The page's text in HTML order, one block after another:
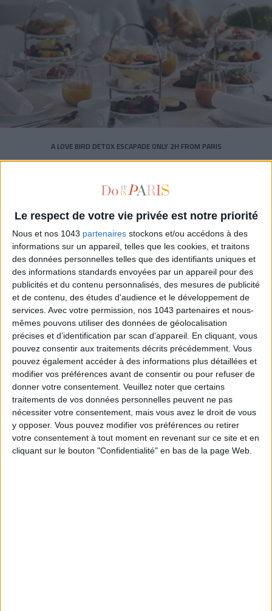
Le respect de votre vie privée est notre priorité
Nous et nos 1043 partenaires stockons et/ou accédons à des
informations sur un appareil, telles que les cookies, et traitons
des données personnelles telles que des identifiants uniques et
des informations standards envoyées par un appareil pour des
publicités et du contenu personnalisés, des mesures de publicité
et de contenu, des études d'audience et le développement de
services. Avec votre permission, nos 1043 partenaires et nous-
mêmes pouvons utiliser des données de géolocalisation
précises et d’identification par scan d'appareil. En cliquant, vous
pouvez consentir aux traitements décrits précédemment. Vous
pouvez également accéder à des informations plus détaillées et
modifier vos préférences avant de consentir ou pour refuser de
donner votre consentement. Veuillez noter que certains
traitements de vos données personnelles peuvent ne pas
nécessiter votre consentement, mais vous avez le droit de vous
y opposer. Vous pouvez modifier vos préférences ou retirer
votre consentement à tout moment en revenant sur ce site et en
cliquant sur le bouton "Confidentialité" en bas de la page Web.
A LOVE BIRD DETOX ESCAPADE ONLY 2H FROM PARIS
A DREAM BODY IN 20 MN FLAT: MIHA BODYTECH